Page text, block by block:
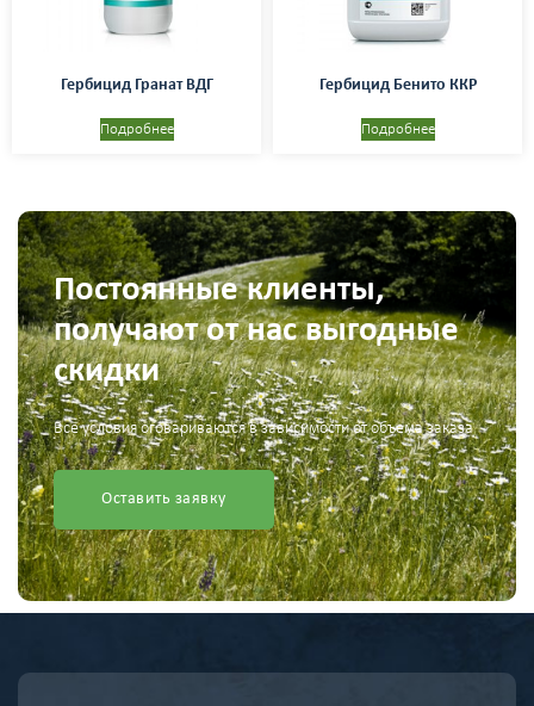
Гербицид Гранат ВДГ
Подробнее
Гербицид Бенито ККР
Подробнее
Постоянные клиенты,
получают от нас выгодные
скидки
Все условия оговариваются в зависимости от объема заказа
Оставить заявку